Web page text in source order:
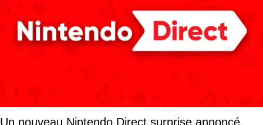
Un nouveau Nintendo Direct surprise annoncé,